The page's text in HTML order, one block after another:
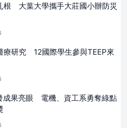
根 大葉大學攜手大莊國小辦防災
療研究 12國際學生參與TEEP來
成果亮眼 電機、資工系勇奪綠點